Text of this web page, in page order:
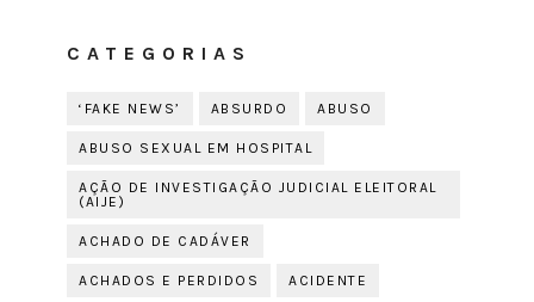
CATEGORIAS
‘FAKE NEWS’ ABSURDO ABUSO
ABUSO SEXUAL EM HOSPITAL
AÇÃO DE INVESTIGAÇÃO JUDICIAL ELEITORAL
(AIJE)
ACHADO DE CADÁVER
ACHADOS E PERDIDOS ACIDENTE